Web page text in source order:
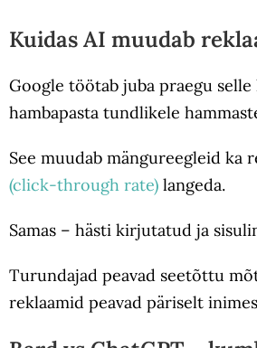
Kuidas AI muudab
Google töötab juba praegu
hambapasta tundlikele
See muudab mängureegleid ka
(click-through rate) langeda.
Samas – hästi kirjutatud ja
Turundajad peavad seetõttu
reklaamid peavad päriselt